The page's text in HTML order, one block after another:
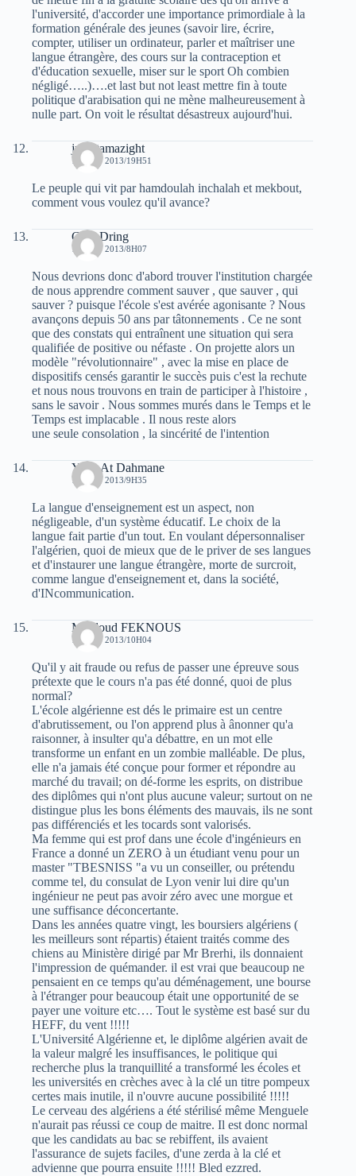
l'université, d'accorder une importance primordiale à la
formation générale des jeunes (savoir lire, écrire,
compter, utiliser un ordinateur, parler et maîtriser une
langue étrangère, des cours sur la contraception et
d'éducation sexuelle, miser sur le sport Oh combien
négligé…..)….et last but not least mettre fin à toute
politique d'arabisation qui ne mène malheureusement à
nulle part. On voit le résultat désastreux aujourd'hui.
juba tamazight
15 JUIN 2013/19H51
Le peuple qui vit par hamdoulah inchalah et mekbout,
comment vous voulez qu'il avance?
Guel Dring
16 JUIN 2013/8H07
Nous devrions donc d'abord trouver l'institution chargée
de nous apprendre comment sauver , que sauver , qui
sauver ? puisque l'école s'est avérée agonisante ? Nous
avançons depuis 50 ans par tâtonnements . Ce ne sont
que des constats qui entraînent une situation qui sera
qualifiée de positive ou néfaste . On projette alors un
modèle "révolutionnaire" , avec la mise en place de
dispositifs censés garantir le succès puis c'est la rechute
et nous nous trouvons en train de participer à l'histoire ,
sans le savoir . Nous sommes murés dans le Temps et le
Temps est implacable . Il nous reste alors
une seule consolation , la sincérité de l'intention
Ydyr At Dahmane
17 JUIN 2013/9H35
La langue d'enseignement est un aspect, non
négligeable, d'un système éducatif. Le choix de la
langue fait partie d'un tout. En voulant dépersonnaliser
l'algérien, quoi de mieux que de le priver de ses langues
et d'instaurer une langue étrangère, morte de surcroit,
comme langue d'enseignement et, dans la société,
d'INcommunication.
Mouloud FEKNOUS
17 JUIN 2013/10H04
Qu'il y ait fraude ou refus de passer une épreuve sous
prétexte que le cours n'a pas été donné, quoi de plus
normal?
L'école algérienne est dés le primaire est un centre
d'abrutissement, ou l'on apprend plus à ânonner qu'a
raisonner, à insulter qu'a débattre, en un mot elle
transforme un enfant en un zombie malléable. De plus,
elle n'a jamais été conçue pour former et répondre au
marché du travail; on dé-forme les esprits, on distribue
des diplômes qui n'ont plus aucune valeur; surtout on ne
distingue plus les bons éléments des mauvais, ils ne sont
pas différenciés et les tocards sont valorisés.
Ma femme qui est prof dans une école d'ingénieurs en
France a donné un ZERO à un étudiant venu pour un
master "TBESNISS "a vu un conseiller, ou prétendu
comme tel, du consulat de Lyon venir lui dire qu'un
ingénieur ne peut pas avoir zéro avec une morgue et
une suffisance déconcertante.
Dans les années quatre vingt, les boursiers algériens (
les meilleurs sont répartis) étaient traités comme des
chiens au Ministère dirigé par Mr Brerhi, ils donnaient
l'impression de quémander. il est vrai que beaucoup ne
pensaient en ce temps qu'au déménagement, une bourse
à l'étranger pour beaucoup était une opportunité de se
payer une voiture etc…. Tout le système est basé sur du
HEFF, du vent !!!!!
L'Université Algérienne et, le diplôme algérien avait de
la valeur malgré les insuffisances, le politique qui
recherche plus la tranquillité a transformé les écoles et
les universités en crèches avec à la clé un titre pompeux
certes mais inutile, il n'ouvre aucune possibilité !!!!!
Le cerveau des algériens a été stérilisé même Menguele
n'aurait pas réussi ce coup de maitre. Il est donc normal
que les candidats au bac se rebiffent, ils avaient
l'assurance de sujets faciles, d'une zerda à la clé et
advienne que pourra ensuite !!!!! Bled ezzred.